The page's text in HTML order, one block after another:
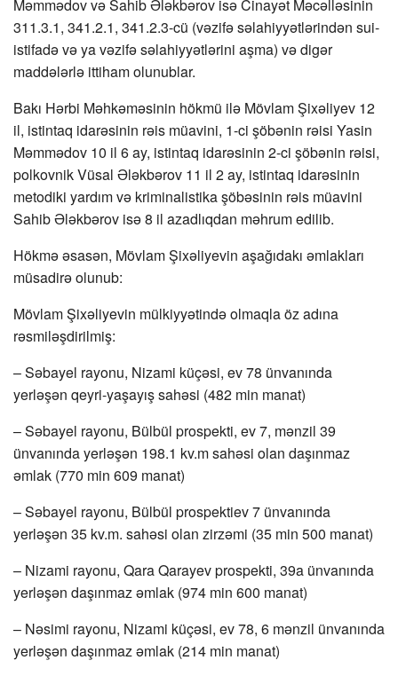
Məmmədov və Sahib Ələkbərov isə Cinayət Məcəlləsinin
311.3.1, 341.2.1, 341.2.3-cü (vəzifə səlahiyyətlərindən sui-
istifadə və ya vəzifə səlahiyyətlərini aşma) və digər
maddələrlə ittiham olunublar.
Bakı Hərbi Məhkəməsinin hökmü ilə Mövlam Şixəliyev 12
il, istintaq idarəsinin rəis müavini, 1-ci şöbənin rəisi Yasin
Məmmədov 10 il 6 ay, istintaq idarəsinin 2-ci şöbənin rəisi,
polkovnik Vüsal Ələkbərov 11 il 2 ay, istintaq idarəsinin
metodiki yardım və kriminalistika şöbəsinin rəis müavini
Sahib Ələkbərov isə 8 il azadlıqdan məhrum edilib.
Hökmə əsasən, Mövlam Şixəliyevin aşağıdakı əmlakları
müsadirə olunub:
Mövlam Şixəliyevin mülkiyyətində olmaqla öz adına
rəsmiləşdirilmiş:
– Səbayel rayonu, Nizami küçəsi, ev 78 ünvanında
yerləşən qeyri-yaşayış sahəsi (482 min manat)
– Səbayel rayonu, Bülbül prospekti, ev 7, mənzil 39
ünvanında yerləşən 198.1 kv.m sahəsi olan daşınmaz
əmlak (770 min 609 manat)
– Səbayel rayonu, Bülbül prospektiev 7 ünvanında
yerləşən 35 kv.m. sahəsi olan zirzəmi (35 min 500 manat)
– Nizami rayonu, Qara Qarayev prospekti, 39a ünvanında
yerləşən daşınmaz əmlak (974 min 600 manat)
– Nəsimi rayonu, Nizami küçəsi, ev 78, 6 mənzil ünvanında
yerləşən daşınmaz əmlak (214 min manat)